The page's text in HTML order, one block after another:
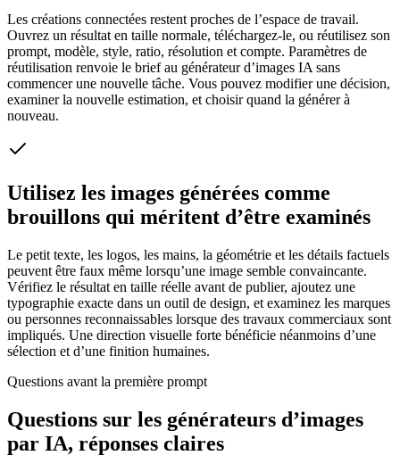
Les créations connectées restent proches de l’espace de travail.
Ouvrez un résultat en taille normale, téléchargez-le, ou réutilisez son
prompt, modèle, style, ratio, résolution et compte. Paramètres de
réutilisation renvoie le brief au générateur d’images IA sans
commencer une nouvelle tâche. Vous pouvez modifier une décision,
examiner la nouvelle estimation, et choisir quand la générer à
nouveau.
Utilisez les images générées comme
brouillons qui méritent d’être examinés
Le petit texte, les logos, les mains, la géométrie et les détails factuels
peuvent être faux même lorsqu’une image semble convaincante.
Vérifiez le résultat en taille réelle avant de publier, ajoutez une
typographie exacte dans un outil de design, et examinez les marques
ou personnes reconnaissables lorsque des travaux commerciaux sont
impliqués. Une direction visuelle forte bénéficie néanmoins d’une
sélection et d’une finition humaines.
Questions avant la première prompt
Questions sur les générateurs d’images
par IA, réponses claires